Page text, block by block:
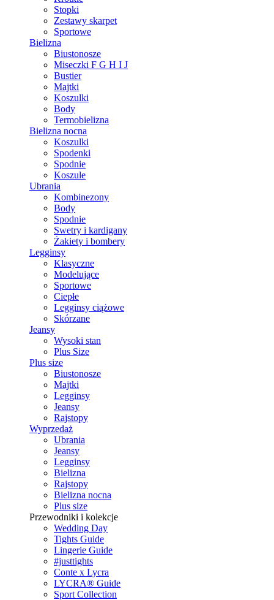
Stopki
Zestawy skarpet
Sportowe
Bielizna
Biustonosze
Miseczki F G H I J
Bustier
Majtki
Koszulki
Body
Termobielizna
Bielizna nocna
Koszulki
Spodenki
Spodnie
Koszule
Ubrania
Kombinezony
Body
Spodnie
Swetry i kardigany
Żakiety i bombery
Legginsy
Klasyczne
Modelujące
Sportowe
Ciepłe
Legginsy ciążowe
Skórzane
Jeansy
Wysoki stan
Plus Size
Plus size
Biustonosze
Majtki
Legginsy
Jeansy
Rajstopy
Wyprzedaż
Ubrania
Jeansy
Legginsy
Bielizna
Rajstopy
Bielizna nocna
Plus size
Przewodniki i kolekcje
Wedding Day
Tights Guide
Lingerie Guide
#justtights
Conte x Lycra
LYCRA® Guide
Sport Сollection